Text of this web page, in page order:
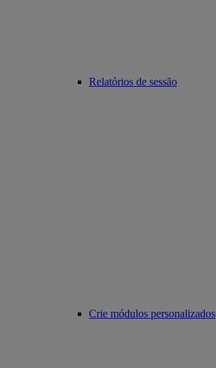
Relatórios de sessão
Crie módulos personalizados